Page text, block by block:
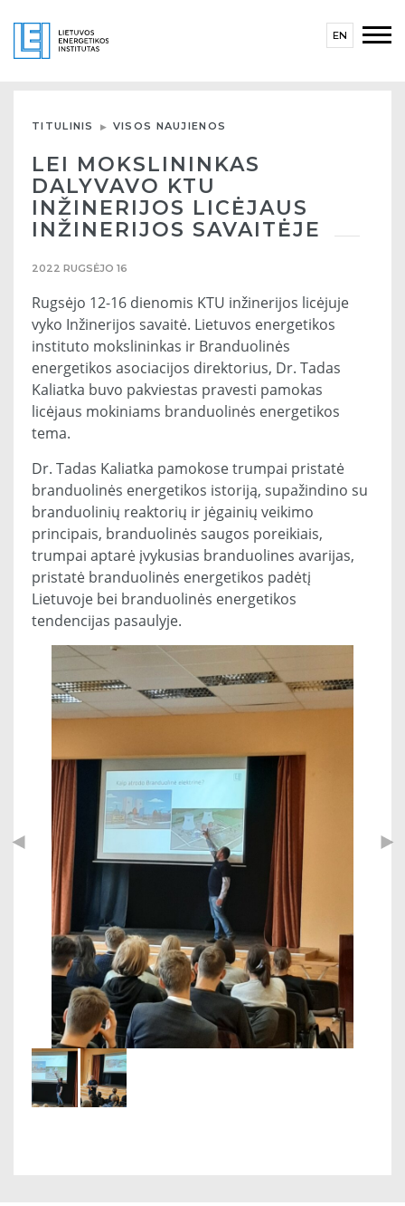
EN
TITULINIS VISOS NAUJIENOS
LEI MOKSLININKAS
DALYVAVO KTU
INŽINERIJOS LICĖJAUS
INŽINERIJOS SAVAITĖJE
2022 RUGSĖJO 16
Rugsėjo 12-16 dienomis KTU inžinerijos licėjuje
vyko Inžinerijos savaitė. Lietuvos energetikos
instituto mokslininkas ir Branduolinės
energetikos asociacijos direktorius, Dr. Tadas
Kaliatka buvo pakviestas pravesti pamokas
licėjaus mokiniams branduolinės energetikos
tema.
Dr. Tadas Kaliatka pamokose trumpai pristatė
branduolinės energetikos istoriją, supažindino su
branduolinių reaktorių ir jėgainių veikimo
principais, branduolinės saugos poreikiais,
trumpai aptarė įvykusias branduolines avarijas,
pristatė branduolinės energetikos padėtį
Lietuvoje bei branduolinės energetikos
tendencijas pasaulyje.